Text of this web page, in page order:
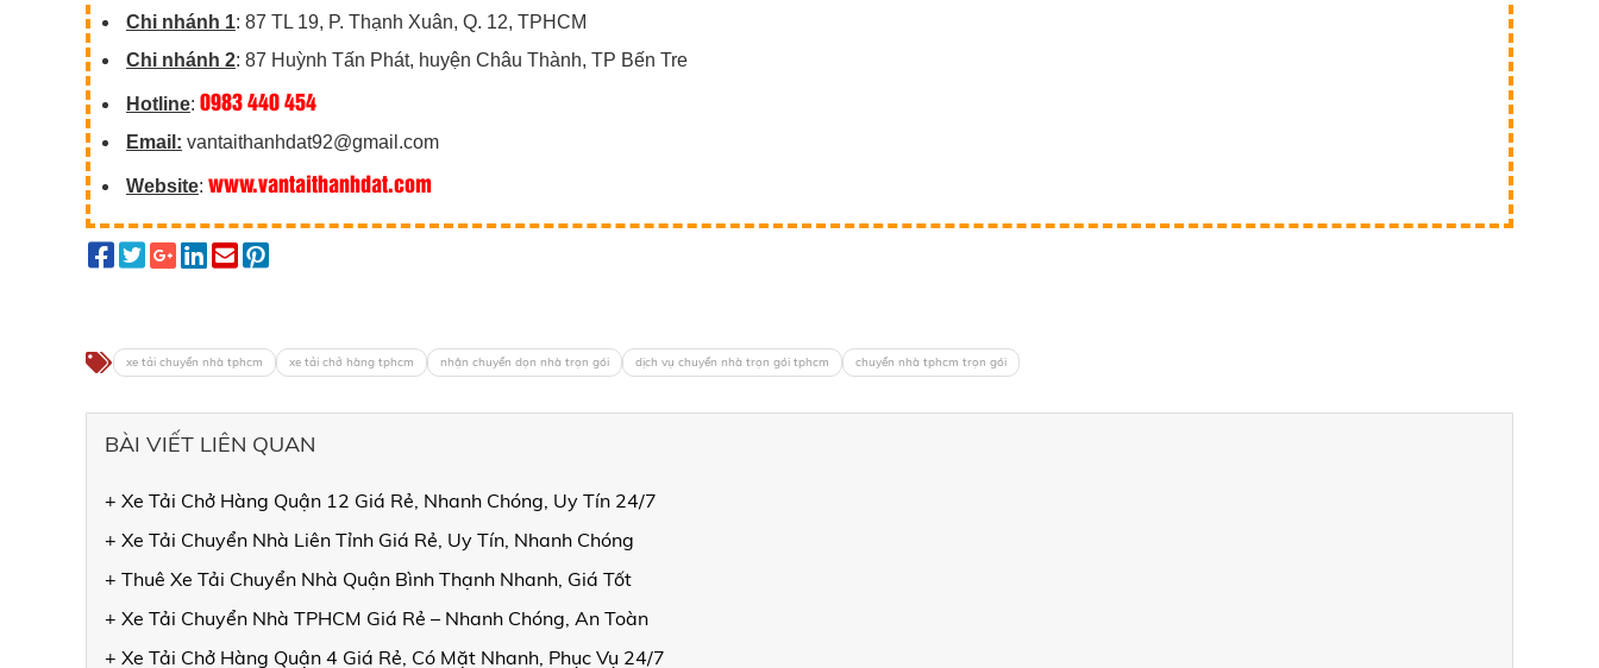
Chi nhánh 1: 87 TL 19, P. Thạnh Xuân, Q. 12, TPHCM
Chi nhánh 2: 87 Huỳnh Tấn Phát, huyện Châu Thành, TP Bến Tre
Hotline: 0983 440 454
Email: vantaithanhdat92@gmail.com
Website: www.vantaithanhdat.com
xe tải chuyển nhà tphcm xe tải chở hàng tphcm nhận chuyển dọn nhà trọn gói dịch vụ chuyển nhà trọn gói tphcm chuyển nhà tphcm trọn gói
BÀI VIẾT LIÊN QUAN
+ Xe Tải Chở Hàng Quận 12 Giá Rẻ, Nhanh Chóng, Uy Tín 24/7
+ Xe Tải Chuyển Nhà Liên Tỉnh Giá Rẻ, Uy Tín, Nhanh Chóng
+ Thuê Xe Tải Chuyển Nhà Quận Bình Thạnh Nhanh, Giá Tốt
+ Xe Tải Chuyển Nhà TPHCM Giá Rẻ – Nhanh Chóng, An Toàn
+ Xe Tải Chở Hàng Quận 4 Giá Rẻ, Có Mặt Nhanh, Phục Vụ 24/7